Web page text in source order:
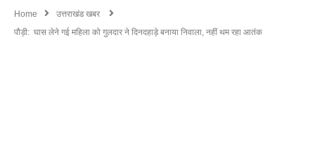
Home
उत्तराखंड खबर
पौड़ी: घास लेने गई महिला को गुलदार ने दिनदहाड़े बनाया निवाला, नहीं थम रहा आतंक